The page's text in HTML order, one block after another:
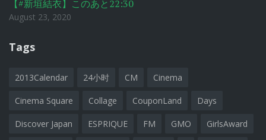
【#新垣結衣】このあと22:30
August 23, 2020
Tags
2013Calendar 24小时 CM Cinema
Cinema Square Collage CouponLand Days
Discover Japan ESPRIQUE FM GMO GirlsAward